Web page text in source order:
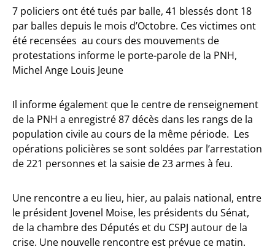
7 policiers ont été tués par balle, 41 blessés dont 18
par balles depuis le mois d’Octobre. Ces victimes ont
été recensées au cours des mouvements de
protestations informe le porte-parole de la PNH,
Michel Ange Louis Jeune
Il informe également que le centre de renseignement
de la PNH a enregistré 87 décès dans les rangs de la
population civile au cours de la même période. Les
opérations policières se sont soldées par l’arrestation
de 221 personnes et la saisie de 23 armes à feu.
Une rencontre a eu lieu, hier, au palais national, entre
le président Jovenel Moise, les présidents du Sénat,
de la chambre des Députés et du CSPJ autour de la
crise. Une nouvelle rencontre est prévue ce matin.